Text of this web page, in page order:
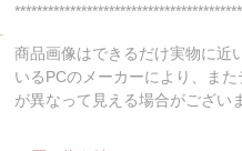
商品画像はできるだけ実物に近
いるPCのメーカーにより、ま
が異なって見える場合がござい